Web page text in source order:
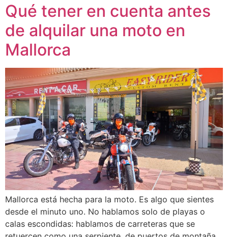
Qué tener en cuenta antes
de alquilar una moto en
Mallorca
Mallorca está hecha para la moto. Es algo que sientes
desde el minuto uno. No hablamos solo de playas o
calas escondidas: hablamos de carreteras que se